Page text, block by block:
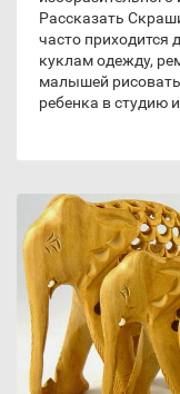
Рассказать
часто приходится
куклам одежду,
малышей
ребенка в студию